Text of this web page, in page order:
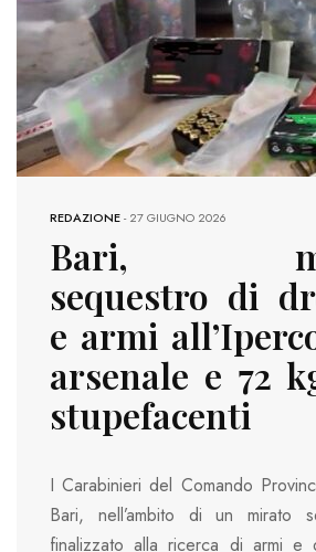
REDAZIONE-27 GIUGNO 2026
Bari,
sequestro di
e armi
arsenale e 72
stupefacenti
I Carabinieri del Comando
Bari, nell’ambito di un mirato
finalizzato alla ricerca di armi e